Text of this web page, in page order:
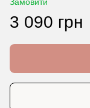
3 090 грн